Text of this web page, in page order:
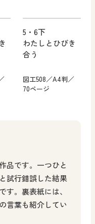
5・6下
わたしとひびき
合う
図工508／A4判／
70ページ
品です。一つひと
試行錯誤した結果
す。裏表紙には、
言葉も紹介してい